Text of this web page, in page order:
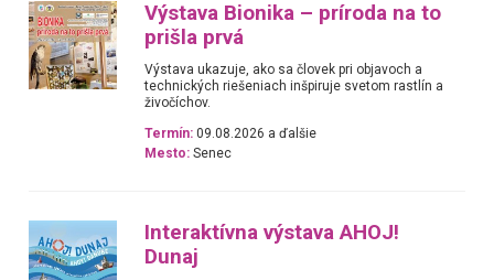
Výstava Bionika – príroda na to
prišla prvá
Výstava ukazuje, ako sa človek pri objavoch a
technických riešeniach inšpiruje svetom rastlín a
živočíchov.
Termín: 09.08.2026 a ďalšie
Mesto: Senec
Interaktívna výstava AHOJ!
Dunaj